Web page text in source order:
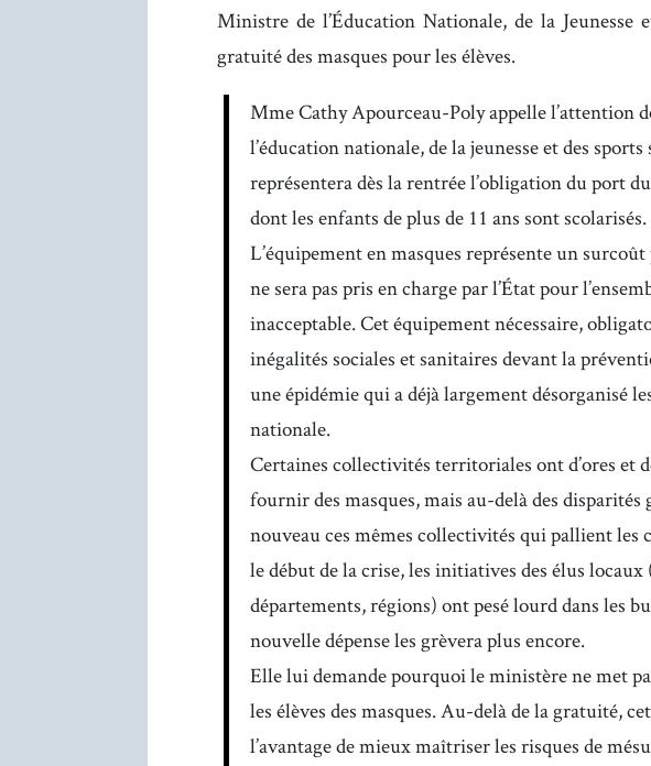
Ministre de l’Éducation Nationale, de la Jeunesse
gratuité des masques pour les élèves.
Mme Cathy Apourceau-Poly appelle l’attention
l’éducation nationale, de la jeunesse et des
représentera dès la rentrée l’obligation du port
dont les enfants de plus de 11 ans sont scolarisés.
L’équipement en masques représente un
ne sera pas pris en charge par l’État pour
inacceptable. Cet équipement nécessaire,
inégalités sociales et sanitaires devant la
une épidémie qui a déjà largement désorganisé
nationale.
Certaines collectivités territoriales ont d’ores et
fournir des masques, mais au-delà des disparités
nouveau ces mêmes collectivités qui pallient les
le début de la crise, les initiatives des élus
départements, régions) ont pesé lourd dans les
nouvelle dépense les grèvera plus encore.
Elle lui demande pourquoi le ministère ne met
les élèves des masques. Au-delà de la gratuité,
l’avantage de mieux maîtriser les risques de